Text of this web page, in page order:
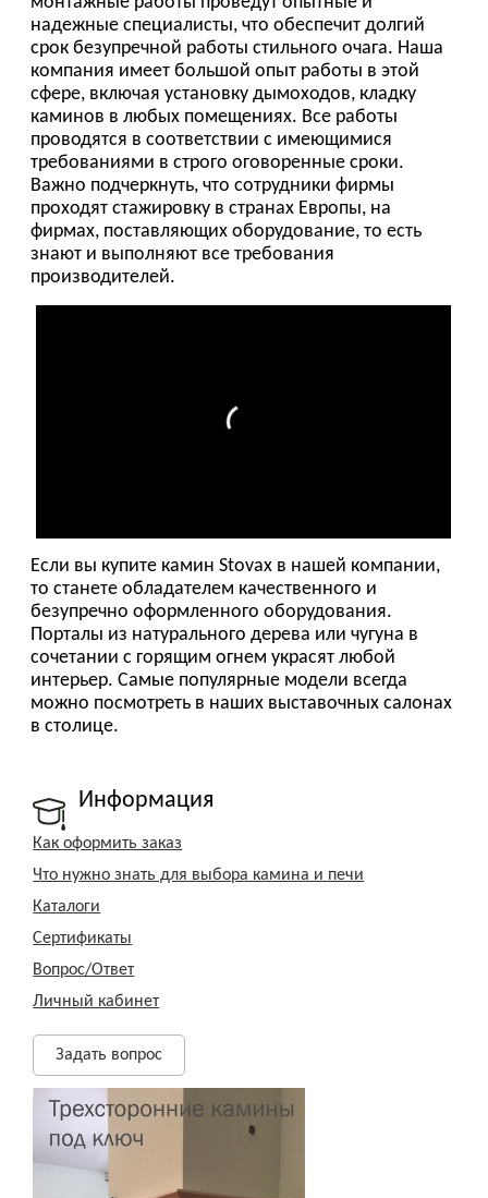
Если вы купите камин Stovax в нашей компании,
можно посмотреть в наших выставочных салонах
Что нужно знать для выбора камина и печи
Каталоги
Сертификаты
Вопрос/Ответ
Личный кабинет